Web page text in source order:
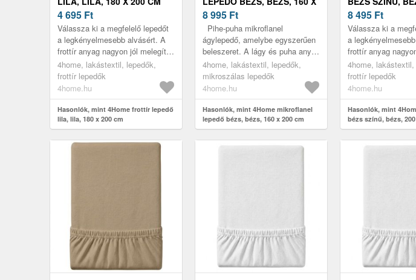
4 695 Ft
Válassza ki a megfelelő lepedőt
a legkényelmesebb alvásért. A
frottír anyag nagyon jól melegít,
ezért alkalmasabb a hideg
éjszakákra. Nagyon kelle...
4home, lakástextil, lepedők,
frottír lepedők
4home.hu
Hasonlók, mint 4Home frottír lepedő
lila, lila, 180 x 200 cm
200 CM
8 995 Ft
Pihe-puha mikroflanel
ágylepedő, amelybe egyszerűen
beleszeret. A lágy és puha anyag
felmelegíti Önt a hideg
éjszakákon és ágyát a pihenés
legk...
4home, lakástextil, lepedők,
mikroszálas lepedők
4home.hu
Hasonlók, mint 4Home mikroflanel
lepedő bézs, bézs, 160 x 200 cm
220 CM
8 495 Ft
Válassza ki a
a
frottír anyag
ezért alkalmasabb
éjszakákra. Nagyon
4home, lakástextil,
frottír lepedők
4home.hu
Hasonlók, mint
bézs színű, bézs,